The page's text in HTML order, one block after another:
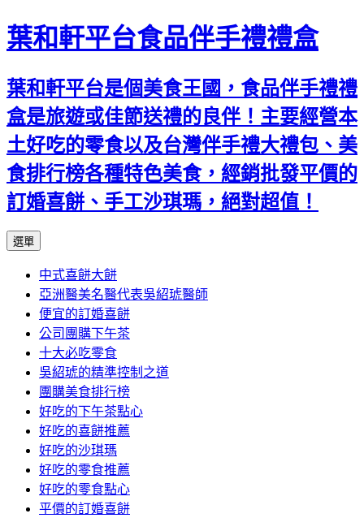
葉和軒平台食品伴手禮禮盒
葉和軒平台是個美食王國，食品伴手禮禮
盒是旅遊或佳節送禮的良伴！主要經營本
土好吃的零食以及台灣伴手禮大禮包、美
食排行榜各種特色美食，經銷批發平價的
訂婚喜餅、手工沙琪瑪，絕對超值！
選單
內
容
中式喜餅大餅
亞洲醫美名醫代表吳紹琥醫師
便宜的訂婚喜餅
公司團購下午茶
十大必吃零食
吳紹琥的精準控制之道
團購美食排行榜
好吃的下午茶點心
好吃的喜餅推薦
好吃的沙琪瑪
好吃的零食推薦
好吃的零食點心
平價的訂婚喜餅